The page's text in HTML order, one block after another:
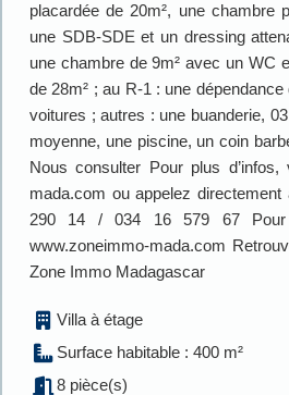
placardée de 20m², une chambre
une SDB-SDE et un dressing
une chambre de 9m² avec un WC
de 28m² ; au R-1 : une
voitures ; autres : une buanderie,
moyenne, une piscine, un coin
Nous consulter Pour plus
mada.com ou appelez
290 14 / 034 16 579 67 Pour
www.zoneimmo-mada.com
Zone Immo Madagascar
Villa à étage
Surface habitable : 400 m²
8 pièce(s)